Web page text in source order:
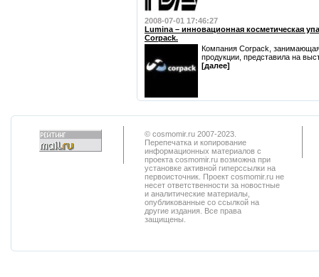
2008-07-01 17:46:27
Lumina – инновационная косметическая
Corpack.
Компания Corpack,
продукции, представила на
[далее]
© cosmomir.ru 2007-2023.
Перепечатка и копирование
информационных материалов с
проекта cosmomir.ru возможна при
установке активной гиперссылки на
первоисточник. Проект cosmomir.ru не
несет ответственности за новостные
и аналитические материалы,
опубликованные со ссылкой на
другие издания. Все права
защищены.